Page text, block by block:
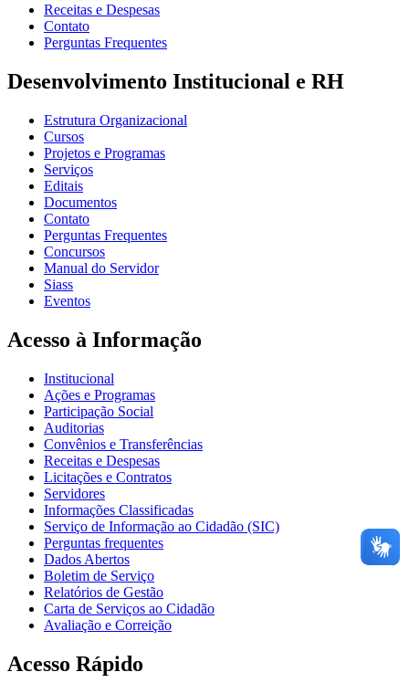
Receitas e Despesas
Contato
Perguntas Frequentes
Desenvolvimento Institucional e RH
Estrutura Organizacional
Cursos
Projetos e Programas
Serviços
Editais
Documentos
Contato
Perguntas Frequentes
Concursos
Manual do Servidor
Siass
Eventos
Acesso à Informação
Institucional
Ações e Programas
Participação Social
Auditorias
Convênios e Transferências
Receitas e Despesas
Licitações e Contratos
Servidores
Informações Classificadas
Serviço de Informação ao Cidadão (SIC)
Perguntas frequentes
Dados Abertos
Boletim de Serviço
Relatórios de Gestão
Carta de Serviços ao Cidadão
Avaliação e Correição
Acesso Rápido